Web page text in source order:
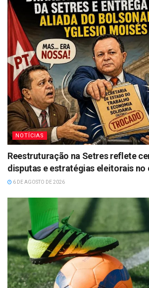
NOTÍCIAS
Reestruturação na Setres reflete
disputas e estratégias eleitorais no
6 DE AGOSTO DE 2026